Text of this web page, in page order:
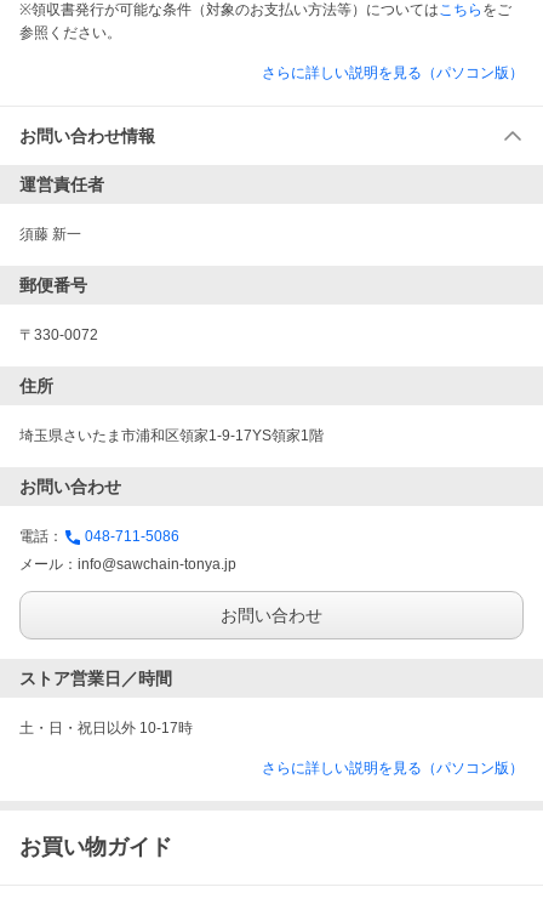
※領収書発行が可能な条件（対象のお支払い方法等）についてはこちら をご
参照ください。
さらに詳しい説明を見る（パソコン版）
お問い合わせ情報
運営責任者
須藤 新一
郵便番号
〒330-0072
住所
埼玉県さいたま市浦和区領家1-9-17YS領家1階
お問い合わせ
電話：
048-711-5086
メール： info@sawchain-tonya.jp
お問い合わせ
ストア営業日／時間
土・日・祝日以外 10-17時
さらに詳しい説明を見る（パソコン版）
お買い物ガイド